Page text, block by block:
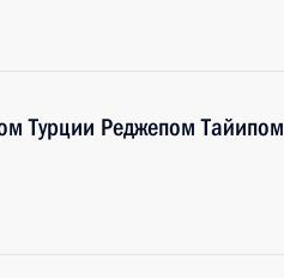
Турции Реджепом Тайипом